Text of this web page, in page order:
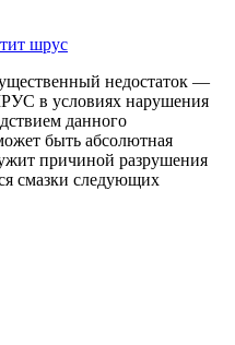
шрус
недостаток —
в условиях нарушения
данного
быть абсолютная
причиной разрушения
смазки следующих